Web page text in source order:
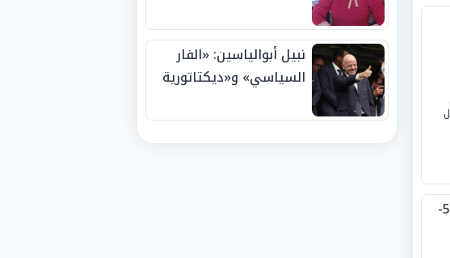
أسعار اليورو أمام الجنيه المصري اليوم الإثنين 25-5-
الجوائز منذ الصغر
نبيل أبوالياسين: «الفار
السياسي» و«ديكتاتورية
الفيفا».. وإقالة